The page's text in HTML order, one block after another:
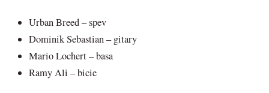
Urban Breed – spev
Dominik Sebastian – gitary
Mario Lochert – basa
Ramy Ali – bicie